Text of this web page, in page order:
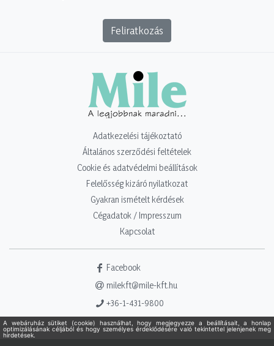
Feliratkozás
Adatkezelési tájékoztató
Általános szerződési feltételek
Cookie és adatvédelmi beállítások
Felelősség kizáró nyilatkozat
Gyakran ismételt kérdések
Cégadatok / Impresszum
Kapcsolat
Facebook
milekft@mile-kft.hu
+36-1-431-9800